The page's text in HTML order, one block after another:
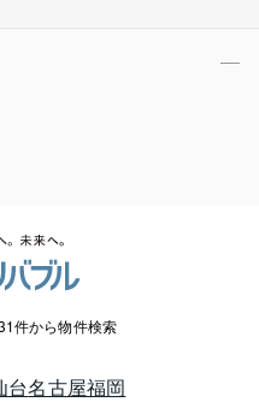
件から物件検索
台名古屋福岡